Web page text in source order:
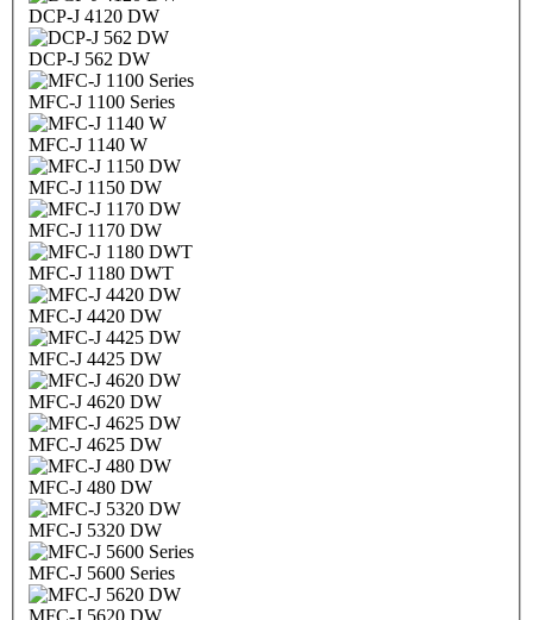
DCP-J 4120 DW
DCP-J 562 DW
MFC-J 1100 Series
MFC-J 1140 W
MFC-J 1150 DW
MFC-J 1170 DW
MFC-J 1180 DWT
MFC-J 4420 DW
MFC-J 4425 DW
MFC-J 4620 DW
MFC-J 4625 DW
MFC-J 480 DW
MFC-J 5320 DW
MFC-J 5600 Series
MFC-J 5620 DW